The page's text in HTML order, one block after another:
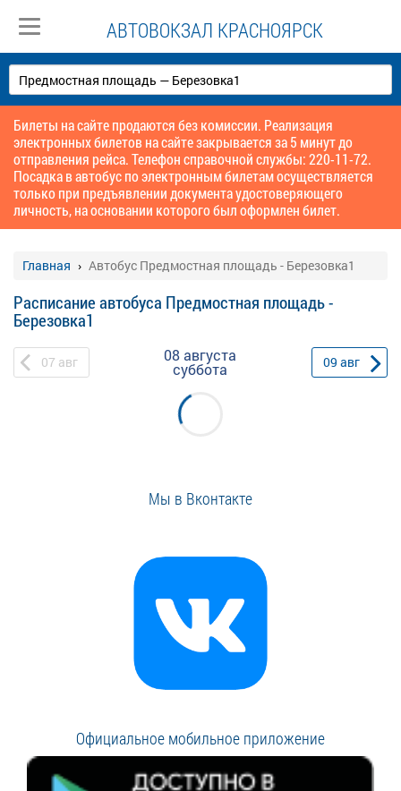
АВТОВОКЗАЛ КРАСНОЯРСК
Билеты на сайте продаются без комиссии. Реализация
электронных билетов на сайте закрывается за 5 минут до
отправления рейса. Телефон справочной службы: 220-11-72.
Посадка в автобус по электронным билетам осуществляется
только при предъявлении документа удостоверяющего
личность, на основании которого был оформлен билет.
Главная Автобус Предмостная площадь - Березовка1
Расписание автобуса Предмостная площадь -
Березовка1
07 авг 08 августа
суббота 09 авг
Мы в Вконтакте
Официальное мобильное приложение